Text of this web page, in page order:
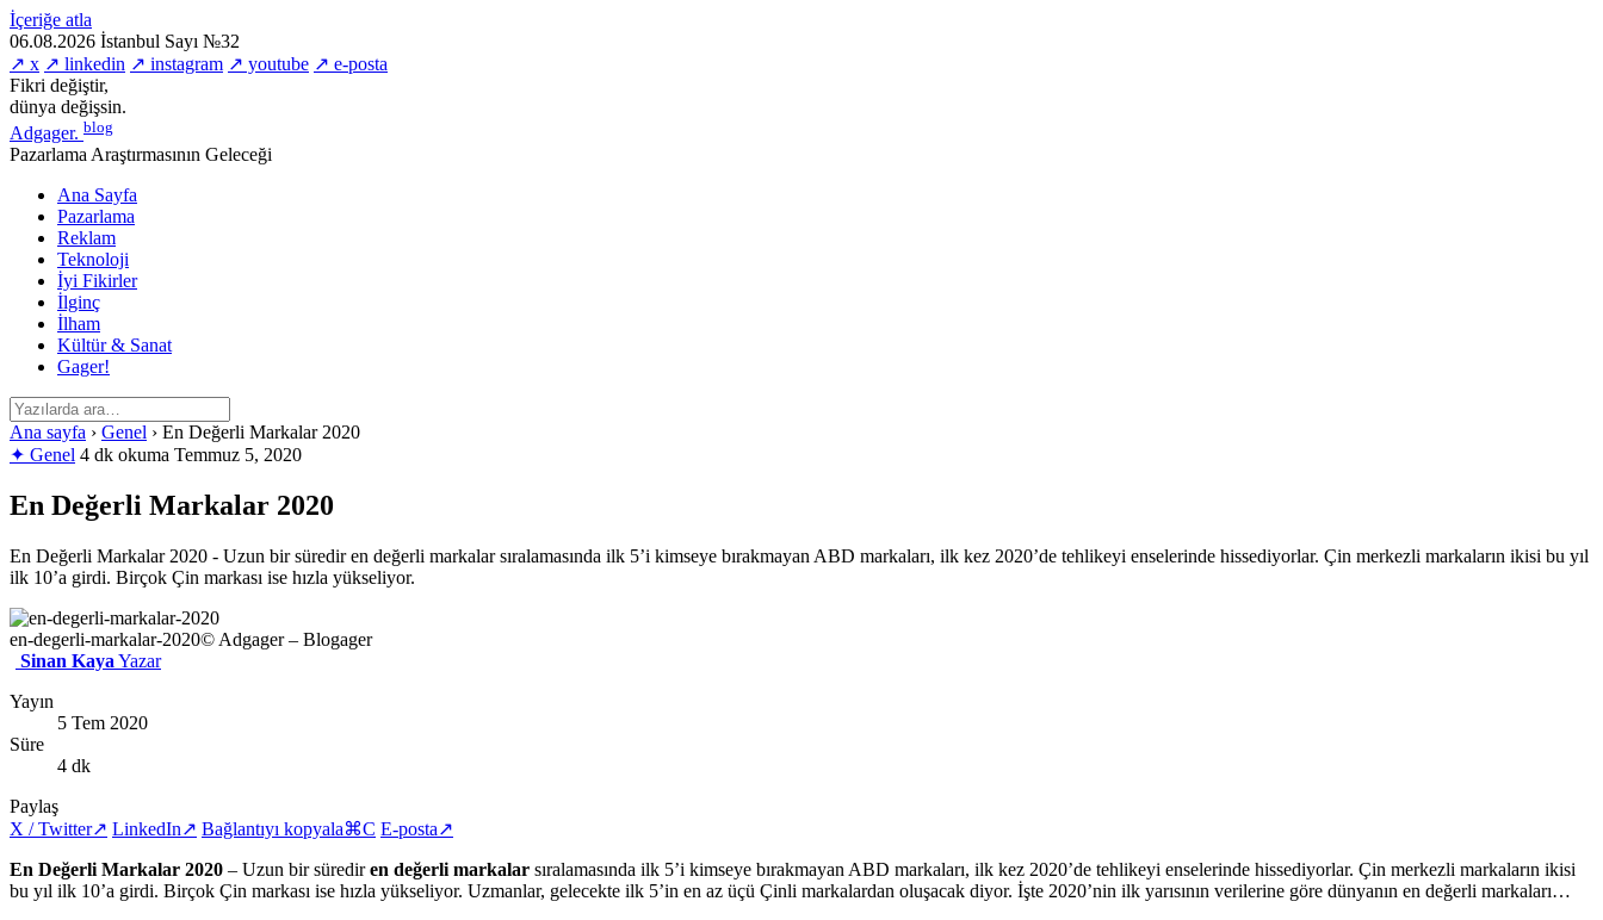
İçeriğe atla
06.08.2026 İstanbul Sayı №32
↗ x ↗ linkedin ↗ instagram ↗ youtube ↗ e-posta
Fikri değiştir,
dünya değişsin.
Adgager. blog
Pazarlama Araştırmasının Geleceği
Ana Sayfa
Pazarlama
Reklam
Teknoloji
İyi Fikirler
İlginç
İlham
Kültür & Sanat
Gager!
Ana sayfa › Genel › En Değerli Markalar 2020
✦ Genel 4 dk okuma Temmuz 5, 2020
En Değerli Markalar 2020
En Değerli Markalar 2020 - Uzun bir süredir en değerli markalar sıralamasında ilk 5’i kimseye bırakmayan ABD markaları, ilk kez 2020’de tehlikeyi enselerinde hissediyorlar. Çin merkezli markaların ikisi bu yıl
ilk 10’a girdi. Birçok Çin markası ise hızla yükseliyor.
en-degerli-markalar-2020© Adgager – Blogager
Sinan Kaya Yazar
Yayın
5 Tem 2020
Süre
4 dk
Paylaş
X / Twitter↗ LinkedIn↗ Bağlantıyı kopyala⌘C E-posta↗
En Değerli Markalar 2020 – Uzun bir sürediren değerli markalar sıralamasında ilk 5’i kimseye bırakmayan ABD markaları, ilk kez 2020’de tehlikeyi enselerinde hissediyorlar. Çin merkezli markaların ikisi
bu yıl ilk 10’a girdi. Birçok Çin markası ise hızla yükseliyor. Uzmanlar, gelecekte ilk 5’in en az üçü Çinli markalardan oluşacak diyor. İşte 2020’nin ilk yarısının verilerine göre dünyanın en değerli markaları…